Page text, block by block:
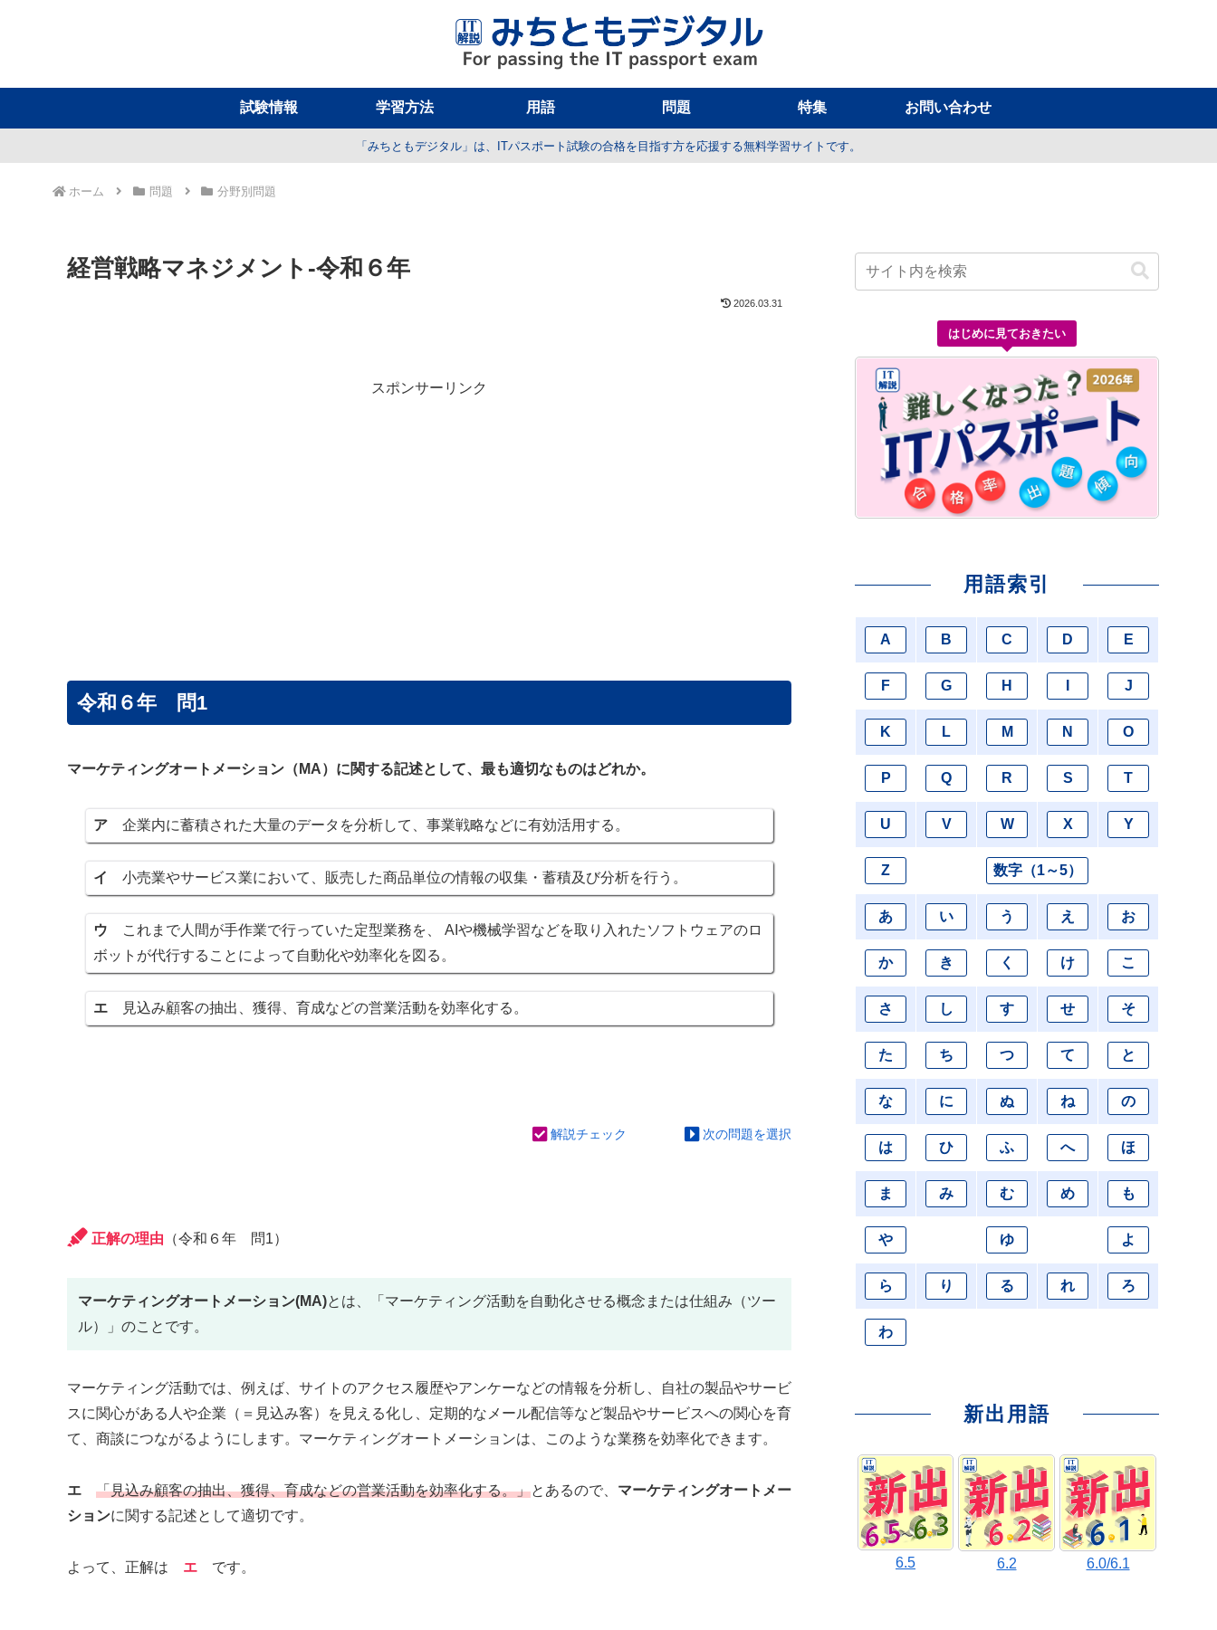
試験情報 学習方法 用語 問題 特集 お問い合わせ
「みちともデジタル」は、ITパスポート試験の合格を目指す方を応援する無料学習サイトです。
ホーム 問題 分野別問題
経営戦略マネジメント-令和６年
2026.03.31
スポンサーリンク
令和６年 問1
マーケティングオートメーション（MA）に関する記述として、最も適切なものはどれか。
ア 企業内に蓄積された大量のデータを分析して、事業戦略などに有効活用する。
イ 小売業やサービス業において、販売した商品単位の情報の収集・蓄積及び分析を行う。
ウ これまで人間が手作業で行っていた定型業務を、 AIや機械学習などを取り入れたソフトウェアのロ
ボットが代行することによって自動化や効率化を図る。
エ 見込み顧客の抽出、獲得、育成などの営業活動を効率化する。
解説チェック 次の問題を選択
正解の理由 （令和６年 問1）
マーケティングオートメーション(MA)とは、「マーケティング活動を自動化させる概念または仕組み（ツー
ル）」のことです。
マーケティング活動では、例えば、サイトのアクセス履歴やアンケーなどの情報を分析し、自社の製品やサービ
スに関心がある人や企業（＝見込み客）を見える化し、定期的なメール配信等など製品やサービスへの関心を育
て、商談につながるようにします。マーケティングオートメーションは、このような業務を効率化できます。
エ 「見込み顧客の抽出、獲得、育成などの営業活動を効率化する。」とあるので、 マーケティングオートメー
ションに関する記述として適切です。
よって、正解は エ です。
はじめに見ておきたい
用語索引
A B C D E
F G H J
K L M N O
P Q R S T
U V W X Y
Z 数字（1～5）
あ い う え お
か き く け こ
さ し す せ そ
た ち つ て と
な に ぬ ね の
は ひ ふ へ ほ
ま み む め も
や ゆ よ
ら り る れ ろ
わ
新出用語
6.5 6.2 6.0/6.1